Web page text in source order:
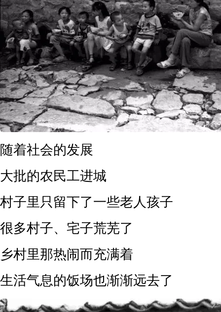
随着社会的发展
大批的农民工进城
村子里只留下了一些老人孩子
很多村子、宅子荒芜了
乡村里那热闹而充满着
生活气息的饭场也渐渐远去了